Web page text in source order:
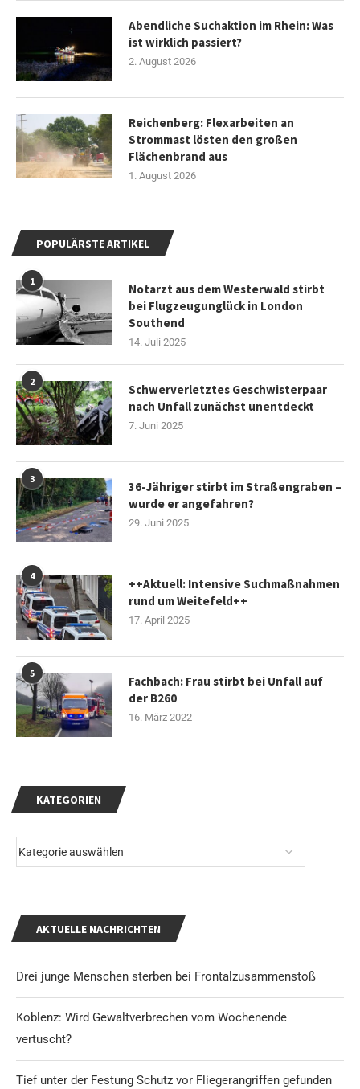
KATEGORIEN
AKTUELLE NACHRICHTEN
Drei junge Menschen sterben bei Frontalzusammenstoß
Koblenz: Wird Gewaltverbrechen vom Wochenende
vertuscht?
Tief unter der Festung Schutz vor Fliegerangriffen gefunden
Abendliche Suchaktion im Rhein: Was
ist wirklich passiert?
2. August 2026
Reichenberg: Flexarbeiten an
Strommast lösten den großen
Flächenbrand aus
1. August 2026
POPULÄRSTE ARTIKEL
1
Notarzt aus dem Westerwald stirbt
bei Flugzeugunglück in London
Southend
14. Juli 2025
2
Schwerverletztes Geschwisterpaar
nach Unfall zunächst unentdeckt
7. Juni 2025
3
36-Jähriger stirbt im Straßengraben –
wurde er angefahren?
29. Juni 2025
4
++Aktuell: Intensive Suchmaßnahmen
rund um Weitefeld++
17. April 2025
5
Fachbach: Frau stirbt bei Unfall auf
der B260
16. März 2022